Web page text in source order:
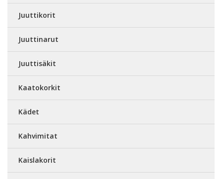
Juuttikorit
Juuttinarut
Juuttisäkit
Kaatokorkit
Kädet
Kahvimitat
Kaislakorit